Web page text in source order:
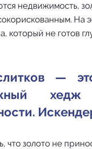
недвижимость,
На
который не готов
—
хедж
что золото не